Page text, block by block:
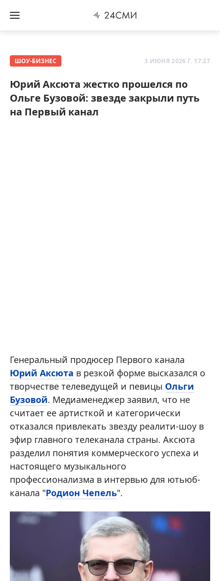
ШОУ-БИЗНЕС 3 ИЮНЯ 2026 Г. 17:27
Юрий Аксюта жестко прошелся по
Ольге Бузовой: звезде закрыли путь
на Первый канал
Генеральный продюсер Первого канала
Юрий Аксюта в резкой форме высказался о
творчестве телеведущей и певицы Ольги
Бузовой. Медиаменеджер заявил, что не
считает ее артисткой и категорически
отказался привлекать звезду реалити-шоу в
эфир главного телеканала страны. Аксюта
разделил понятия коммерческого успеха и
настоящего музыкального
профессионализма в интервью для ютьюб-
канала "Родион Чепель".